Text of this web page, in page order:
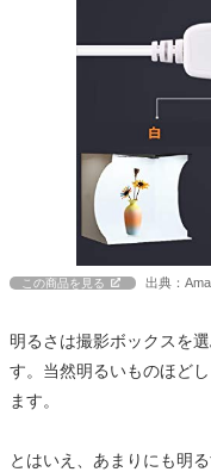
この商品を見る 出典：
明るさは撮影ボックスを
す。当然明るいものほど
ます。
とはいえ、あまりにも明